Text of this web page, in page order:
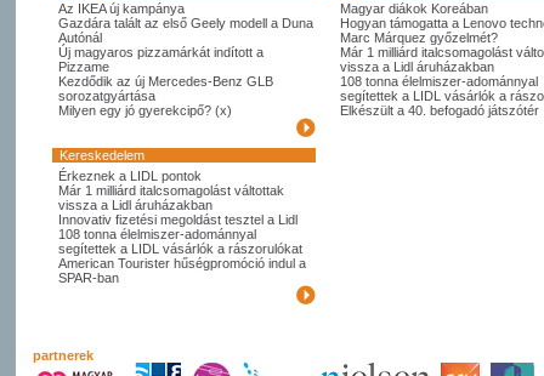
Az IKEA új kampánya
Gazdára talált az első Geely modell a Duna
Autónál
Új magyaros pizzamárkát indított a
Pizzame
Kezdődik az új Mercedes-Benz GLB
sorozatgyártása
Milyen egy jó gyerekcipő? (x)
Magyar diákok Koreában
Hogyan támogatta a Lenovo
Marc Márquez győzelmét?
Már 1 milliárd italcsomagolást
vissza a Lidl áruházakban
108 tonna élelmiszer-adománnyal
segítettek a LIDL vásárlók a
Elkészült a 40. befogadó játszótér
Kereskedelem
Érkeznek a LIDL pontok
Már 1 milliárd italcsomagolást váltottak
vissza a Lidl áruházakban
Innovativ fizetési megoldást tesztel a Lidl
108 tonna élelmiszer-adománnyal
segítettek a LIDL vásárlók a rászorulókat
American Tourister hűségpromóció indul a
SPAR-ban
partnerek